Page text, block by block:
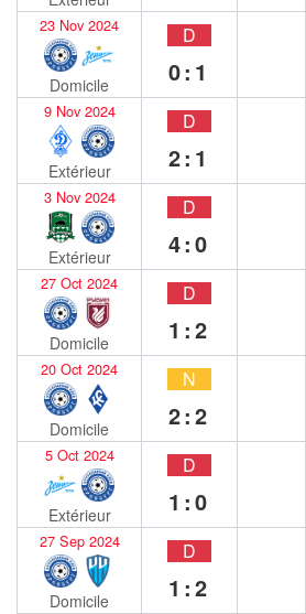
23 Nov 2024
Domicile
D
0:1
9 Nov 2024
Extérieur
D
2:1
3 Nov 2024
Extérieur
D
4:0
27 Oct 2024
Domicile
D
1:2
20 Oct 2024
Domicile
N
2:2
5 Oct 2024
Extérieur
D
1:0
27 Sep 2024
Domicile
D
1:2